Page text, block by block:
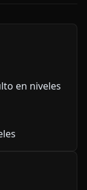
en niveles